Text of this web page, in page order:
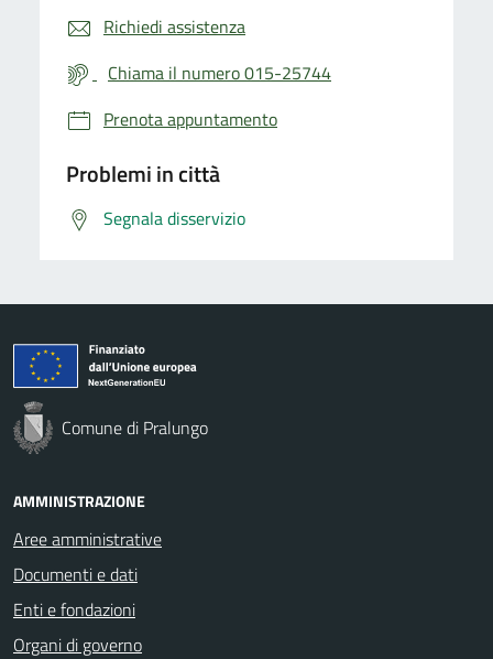
Richiedi assistenza
Chiama il numero 015-25744
Prenota appuntamento
Problemi in città
Segnala disservizio
Comune di Pralungo
AMMINISTRAZIONE
Aree amministrative
Documenti e dati
Enti e fondazioni
Organi di governo